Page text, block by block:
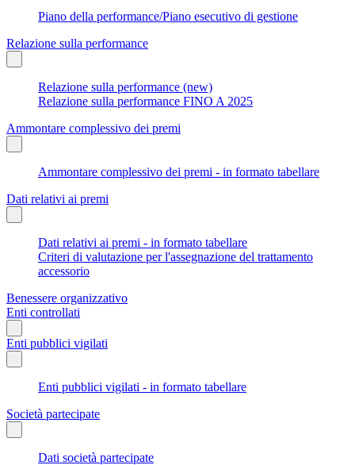
Piano della performance/Piano esecutivo di gestione
Relazione sulla performance
Relazione sulla performance (new)
Relazione sulla performance FINO A 2025
Ammontare complessivo dei premi
Ammontare complessivo dei premi - in formato tabellare
Dati relativi ai premi
Dati relativi ai premi - in formato tabellare
Criteri di valutazione per l'assegnazione del trattamento
accessorio
Benessere organizzativo
Enti controllati
Enti pubblici vigilati
Enti pubblici vigilati - in formato tabellare
Società partecipate
Dati società partecipate